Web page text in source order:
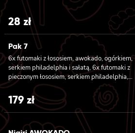
28 zł
Pak 7
6x futomaki z łososiem, awokado, ogórkiem,
serkiem philadelphia i sałatą, 6x futomaki z
pieczonym łososiem, serkiem philadelphia,
awokado, ogórkiem, kanpyo, sałatą, sosem
teriyaki i sezamem, 6x futomaki z krewetką
w tempurze, ogórkiem, sałatą i majonezem
lekko pikantnym, 8x hosomaki z łososiem, 8x
hosomaki z ogórkiem, 8x california z
179 zł